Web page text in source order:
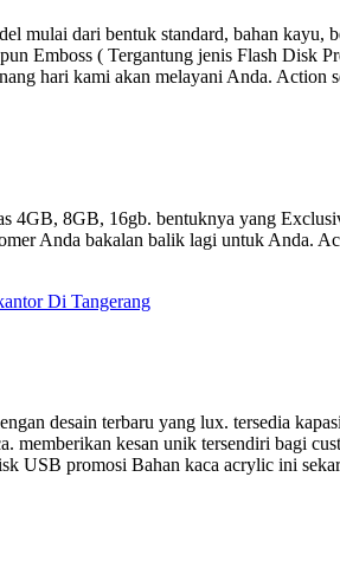
mulai dari bentuk standard, bahan
Emboss ( Tergantung jenis Flash Disk
hari kami akan melayani Anda.
8GB, 16gb. bentuknya yang
Anda bakalan balik lagi untuk Anda.
Di Tangerang
desain terbaru yang lux. tersedia
memberikan kesan unik tersendiri bagi
USB promosi Bahan kaca acrylic ini